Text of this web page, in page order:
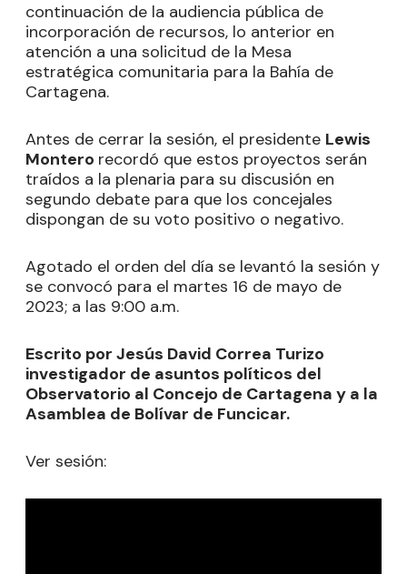
continuación de la audiencia pública de
incorporación de recursos, lo anterior en
atención a una solicitud de la Mesa
estratégica comunitaria para la Bahía de
Cartagena.
Antes de cerrar la sesión, el presidente Lewis
Montero recordó que estos proyectos serán
traídos a la plenaria para su discusión en
segundo debate para que los concejales
dispongan de su voto positivo o negativo.
Agotado el orden del día se levantó la sesión y
se convocó para el martes 16 de mayo de
2023; a las 9:00 a.m.
Escrito por Jesús David Correa Turizo
investigador de asuntos políticos del
Observatorio al Concejo de Cartagena y a la
Asamblea de Bolívar de Funcicar.
Ver sesión: